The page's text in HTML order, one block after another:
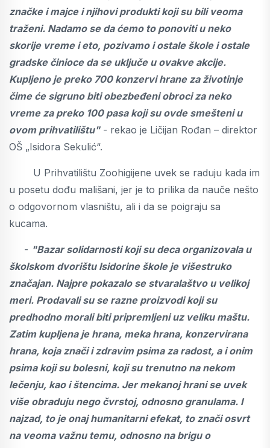
značke i majce i njihovi produkti koji su bili veoma
traženi. Nadamo se da ćemo to ponoviti u neko
skorije vreme i eto, pozivamo i ostale škole i ostale
gradske činioce da se uključe u ovakve akcije.
Kupljeno je preko 700 konzervi hrane za životinje
čime će sigruno biti obezbeđeni obroci za neko
vreme za preko 100 pasa koji su ovde smešteni u
ovom prihvatilištu"- rekao je Ličijan Rođan – direktor
OŠ „Isidora Sekulić“.
U Prihvatilištu Zoohigijene uvek se raduju kada im
u posetu dođu mališani, jer je to prilika da nauče nešto
o odgovornom vlasništu, ali i da se poigraju sa
kucama.
- "Bazar solidarnosti koji su deca organizovala u
školskom dvorištu Isidorine škole je višestruko
značajan. Najpre pokazalo se stvaralaštvo u velikoj
meri. Prodavali su se razne proizvodi koji su
predhodno morali biti pripremljeni uz veliku maštu.
Zatim kupljena je hrana, meka hrana, konzervirana
hrana, koja znači i zdravim psima za radost, a i onim
psima koji su bolesni, koji su trenutno na nekom
lečenju, kao i štencima. Jer mekanoj hrani se uvek
više obraduju nego čvrstoj, odnosno granulama. I
najzad, to je onaj humanitarni efekat, to znači osvrt
na veoma važnu temu, odnosno na brigu o